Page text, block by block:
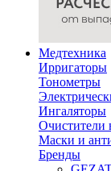
Медтехника
Ирригаторы
Тонометры
Ингаляторы
Очистители
Маски и
Бренды